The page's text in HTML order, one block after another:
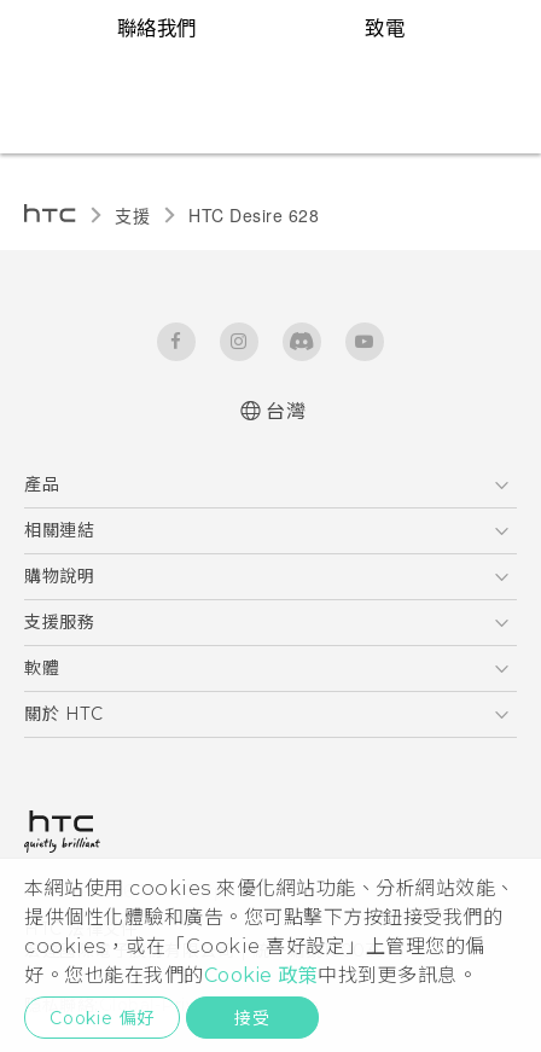
本網站使用 cookies 來優化網站功能、分析網站效能、
提供個性化體驗和廣告。您可點擊下方按鈕接受我們的
cookies，或在「Cookie 喜好設定」上管理您的偏
好。您也能在我們的Cookie 政策中找到更多訊息。
Cookie 偏好 接受
聯絡我們 致電
支援 HTC Desire 628‎
台灣
產品
5G
智慧型手機
配件
相關連結
HTC Research
購物說明
購物須知
訂單管理
付款方式
支援服務
到府收送維修服務
服務中心資訊
客戶服務佈告欄
軟體
應用程式
HTC Sync Manager
關於 HTC
投資人
隱私權政策
產品安全性
Cookie
Security and Privacy Whitepaper
© 2011-2026 HTC Corporation
HTC 法律文件
宏達國際電子股份有限公司 | 統一編號16003518
隱私聯絡:Global-Privacy@htc.com